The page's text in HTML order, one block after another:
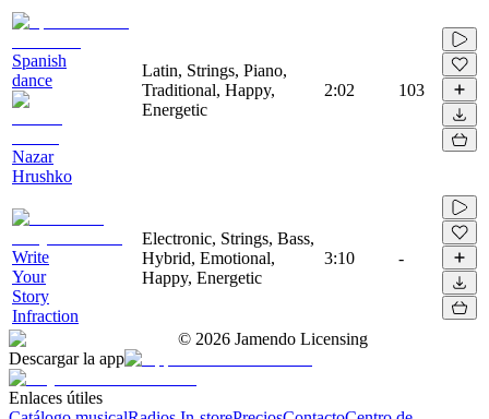
Spanish
dance
Nazar
Hrushko
Latin, Strings, Piano,
Traditional, Happy,
Energetic
2:02 103
Write
Your
Story
Infraction
Electronic, Strings, Bass,
Hybrid, Emotional,
Happy, Energetic
3:10 -
© 2026 Jamendo Licensing
Descargar la app
Enlaces útiles